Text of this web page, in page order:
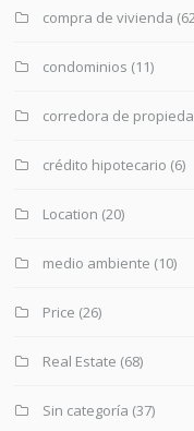
compra de vivienda
condominios (11)
corredora de
crédito hipotecario (6)
Location (20)
medio ambiente (10)
Price (26)
Real Estate (68)
Sin categoría (37)